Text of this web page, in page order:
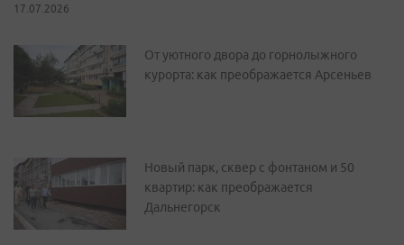
17.07.2026
От уютного двора до горнолыжного
курорта: как преображается Арсеньев
Новый парк, сквер с фонтаном и 50
квартир: как преображается
Дальнегорск